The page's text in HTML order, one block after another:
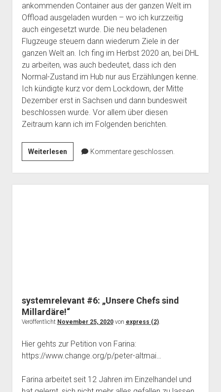
ankommenden Container aus der ganzen Welt im
Offload ausgeladen wurden – wo ich kurzzeitig
auch eingesetzt wurde. Die neu beladenen
Flugzeuge steuern dann wiederum Ziele in der
ganzen Welt an. Ich fing im Herbst 2020 an, bei DHL
zu arbeiten, was auch bedeutet, dass ich den
Normal-Zustand im Hub nur aus Erzählungen kenne.
Ich kündigte kurz vor dem Lockdown, der Mitte
Dezember erst in Sachsen und dann bundesweit
beschlossen wurde. Vor allem über diesen
Zeitraum kann ich im Folgenden berichten.
WeiterlesenCOVID-
19
bei
DHL-
Kommentare geschlossen.
systemrelevant #6: „Unsere Chefs sind
Millardäre!“
Veröffentlicht November 25, 2020von express (2).
Hier gehts zur Petition von Farina:
https://www.change.org/p/peter-altmai…
Farina arbeitet seit 12 Jahren im Einzelhandel und